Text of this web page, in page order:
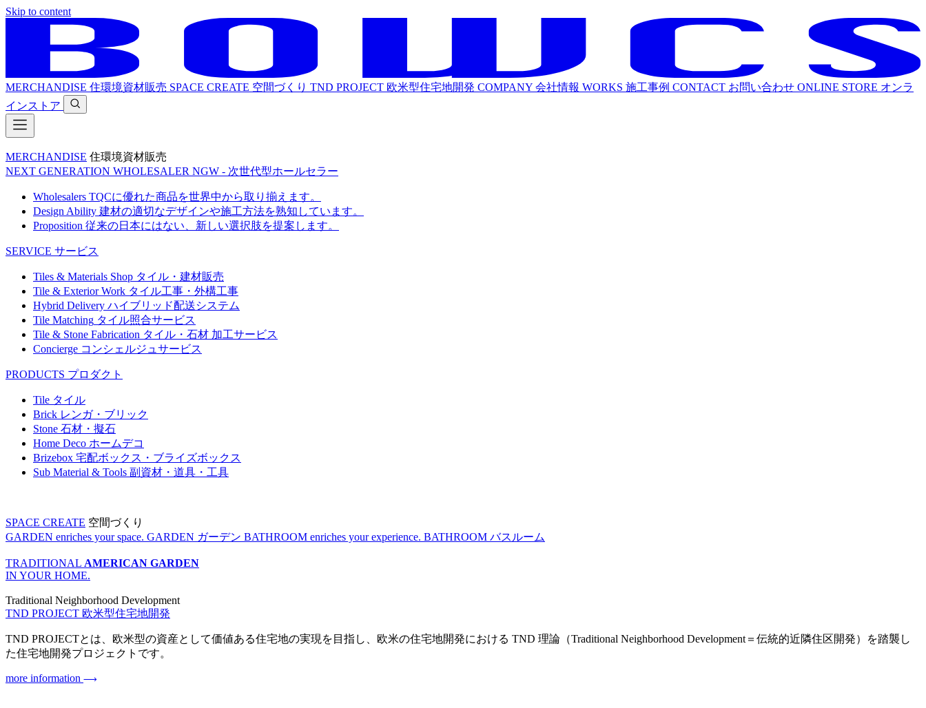
Skip to content
MERCHANDISE 住環境資材販売 SPACE CREATE 空間づくり TND PROJECT 欧米型住宅地開発 COMPANY 会社情報 WORKS 施工事例 CONTACT お問い合わせ ONLINE STORE オンラ
インストア
MERCHANDISE 住環境資材販売
NEXT GENERATION WHOLESALER NGW - 次世代型ホールセラー
Wholesalers TQCに優れた商品を世界中から取り揃えます。
Design Ability 建材の適切なデザインや施工方法を熟知しています。
Proposition 従来の日本にはない、新しい選択肢を提案します。
SERVICE サービス
Tiles & Materials Shop タイル・建材販売
Tile & Exterior Work タイル工事・外構工事
Hybrid Delivery ハイブリッド配送システム
Tile Matching タイル照合サービス
Tile & Stone Fabrication タイル・石材 加工サービス
Concierge コンシェルジュサービス
PRODUCTS プロダクト
Tile タイル
Brick レンガ・ブリック
Stone 石材・擬石
Home Deco ホームデコ
Brizebox 宅配ボックス・ブライズボックス
Sub Material & Tools 副資材・道具・工具
SPACE CREATE 空間づくり
GARDEN enriches your space. GARDEN ガーデン BATHROOM enriches your experience. BATHROOM バスルーム
TRADITIONAL AMERICAN GARDEN
IN YOUR HOME.
Traditional Neighborhood Development
TND PROJECT 欧米型住宅地開発
TND PROJECTとは、欧米型の資産として価値ある住宅地の実現を目指し、欧米の住宅地開発における TND 理論（Traditional Neighborhood Development＝伝統的近隣住区開発）を踏襲し
た住宅地開発プロジェクトです。
more information